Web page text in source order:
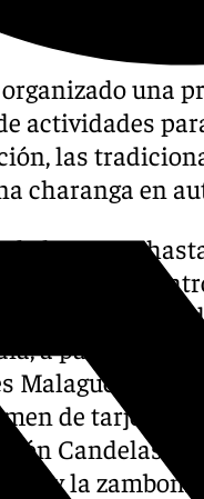
una
actividades
las
charanga en
las 12.00
la plaza del
como una pista
a partir de las
‘La
de tarjetas
Candelas
y la